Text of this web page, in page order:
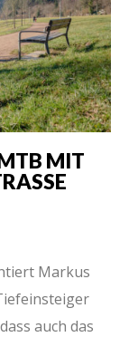
MIT
U
Markus
auch das